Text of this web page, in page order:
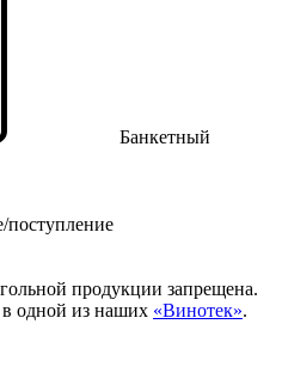
Банкетный
поступление
продукции запрещена.
одной из наших «Винотек».